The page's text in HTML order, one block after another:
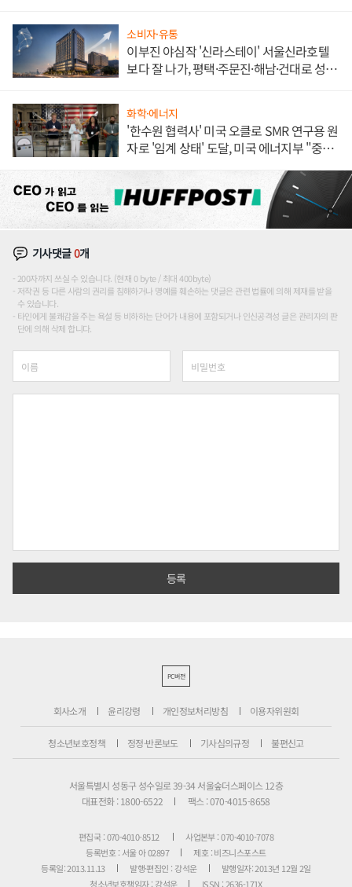
소비자·유통
이부진 야심작 '신라스테이' 서울신라호텔
보다 잘 나가, 평택·주문진·해남·건대로 성
화학·에너지
'한수원 협력사' 미국 오클로 SMR 연구용 원
자로 '임계 상태' 도달, 미국 에너지부 "중요
기사댓글0개
200자까지 쓰실 수 있습니다. (현재 0 byte / 최대 400byte)
저작권 등 다른 사람의 권리를 침해하거나 명예를 훼손하는 댓글은 관련 법률에 의해 제재를 받을
수 있습니다.
타인에게 불쾌감을 주는 욕설 등 비하하는 단어가 내용에 포함되거나 인신공격성 글은 관리자의 판
단에 의해 삭제 합니다.
PC버전
회사소개 윤리강령 개인정보처리방침 이용자위원회
청소년보호정책 정정·반론보도 기사심의규정 불편신고
서울특별시 성동구 성수일로 39-34 서울숲더스페이스 12층
대표전화 : 1800-6522
팩스 : 070-4015-8658
편집국 : 070-4010-8512
사업본부 : 070-4010-7078
등록번호 : 서울 아 02897
제호 : 비즈니스포스트
등록일: 2013.11.13
발행·편집인 : 강석운
발행일자: 2013년 12월 2일
청소년보호책임자 : 강석운
ISSN : 2636-171X